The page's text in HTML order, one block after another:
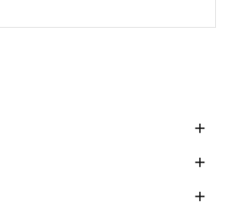


